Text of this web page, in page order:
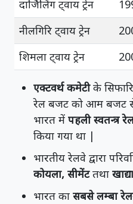
दार्जिलिंग ट्वाय ट्रेन
नीलगिरि ट्वाय ट्रेन
शिमला ट्वाय ट्रेन
एक्टवर्थ कमेटीके
रेल बजट को आम बजट से
भारत में पहली स्वतन्त्र
किया गया था |
भारतीय रेलवे द्वारा
कोयला, सीमेंटतथा
भारत का सबसे लम्बा